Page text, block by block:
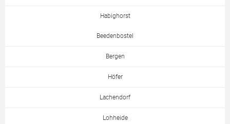
Habighorst
Beedenbostel
Bergen
Höfer
Lachendorf
Lohheide